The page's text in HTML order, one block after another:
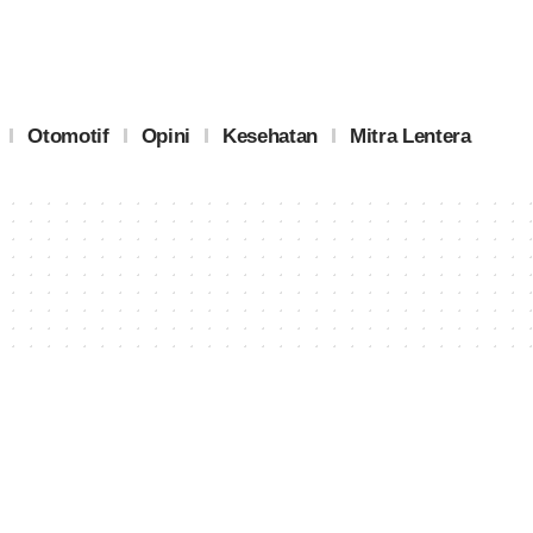
Otomotif Opini Kesehatan Mitra Lentera